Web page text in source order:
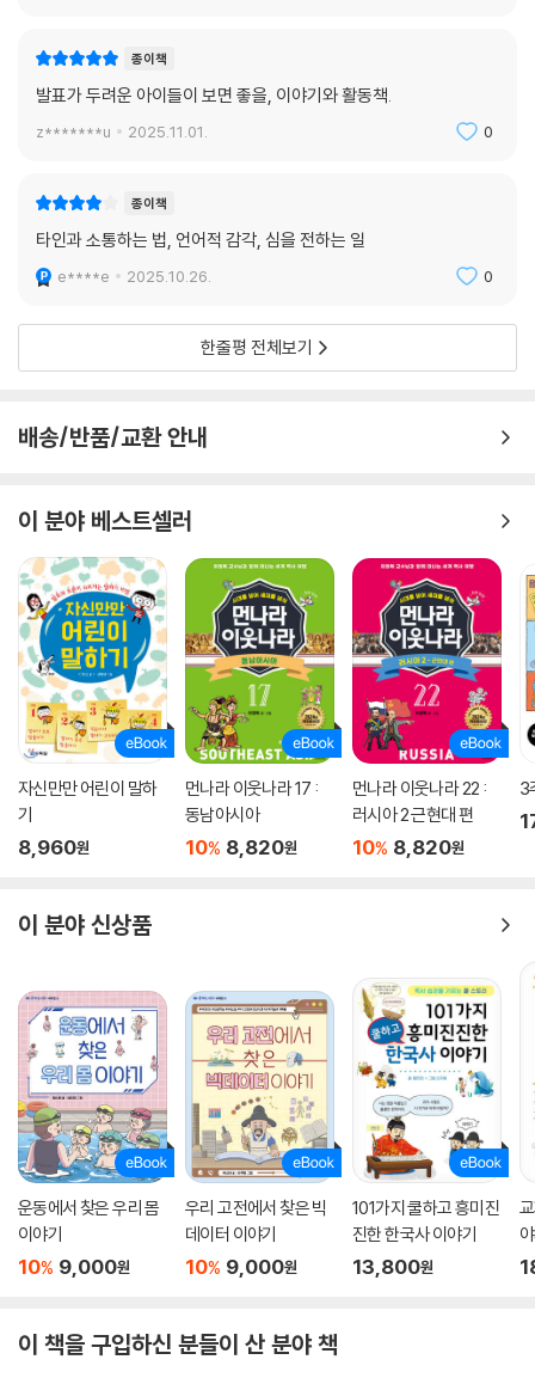
종이책
발표가 두려운 아이들이 보면 좋을, 이야기와 활동책.
z*******u 2025.11.01. 0
종이책
타인과 소통하는 법, 언어적 감각, 심을 전하는 일
e****e 2025.10.26. 0
한줄평 전체보기
배송/반품/교환 안내
이 분야 베스트셀러
자신만만 어린이 말하
기
8,960원
먼나라 이웃나라 17 :
동남아시아
10% 8,820원
먼나라 이웃나라 22 :
러시아 2 근현대 편
10% 8,820원
3
이 분야 신상품
운동에서 찾은 우리 몸
이야기
10% 9,000원
우리 고전에서 찾은 빅
데이터 이야기
10% 9,000원
101가지 쿨하고 흥미진
진한 한국사 이야기
13,800원
이 책을 구입하신 분들이 산 분야 책